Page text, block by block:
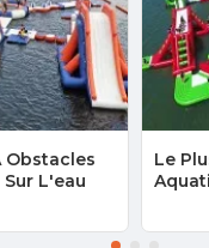
Obstacles
L'eau
Le